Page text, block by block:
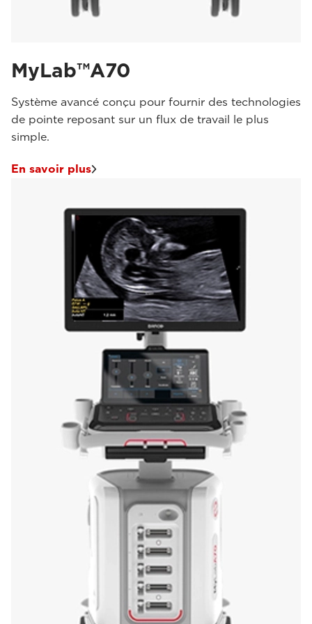
MyLab™A70
Système avancé conçu pour fournir des technologies
de pointe reposant sur un flux de travail le plus
simple.
En savoir plus